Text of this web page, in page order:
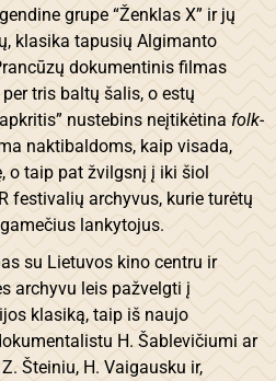
grupe “Ženklas X” ir jų
klasika tapusių Algimanto
dokumentinis filmas
tris baltų šalis, o estų
nustebins neįtikėtina folk-
naktibaldoms, kaip visada,
o taip pat žvilgsnį į iki šiol
festivalių archyvus, kurie turėtų
lankytojus.
su Lietuvos kino centru ir
archyvu leis pažvelgti į
klasiką, taip iš naujo
H. Šablevičiumi ar
Šteiniu, H. Vaigausku ir,